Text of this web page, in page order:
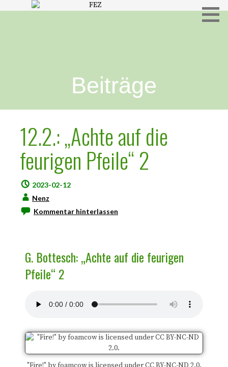
Beiträge
12.2.: „Achte auf die
feurigen Pfeile“ 2
2023-02-12
Nenz
Kommentar hinterlassen
G. Bottesch: „Achte auf die feurigen
Pfeile“ 2